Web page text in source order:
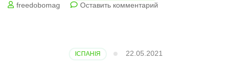
freedobomag
Оставить комментарий
Грецію!
ІСПАНІЯ 22.05.2021